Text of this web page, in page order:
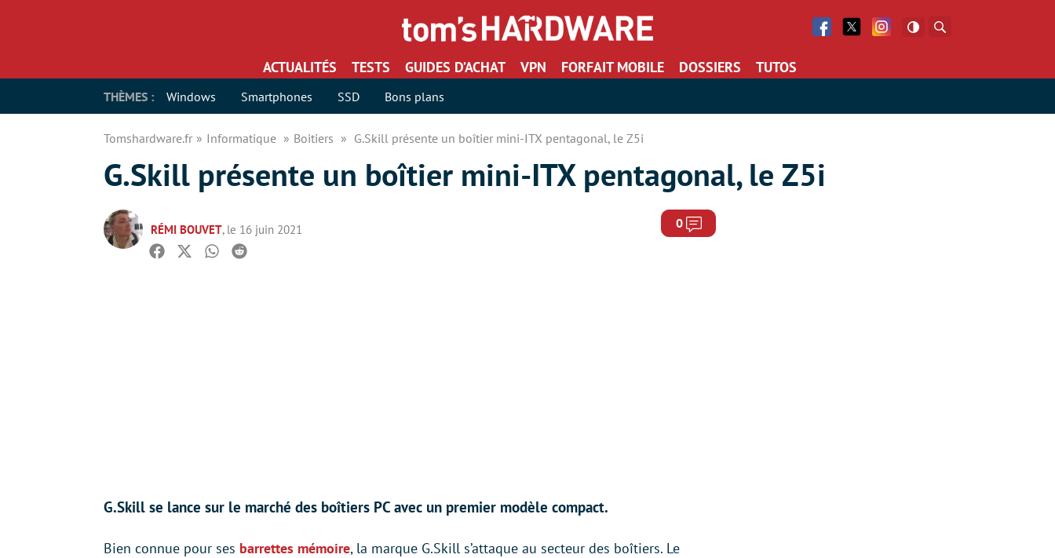
Facebook
Twitter Facebook
ACTUALITÉS TESTS GUIDES D’ACHAT VPN FORFAIT MOBILE DOSSIERS TUTOS
THÈMES : Windows Smartphones SSD Bons plans
Tomshardware.fr Informatique Boitiers G.Skill présente un boîtier mini-ITX pentagonal, le Z5i
G.Skill présente un boîtier mini-ITX pentagonal, le Z5i
RÉMI BOUVET, le 16 juin 2021 0 Commentaires
Facebook
TwitterWhatsapp
Reddit
G.Skill se lance sur le marché des boîtiers PC avec un premier modèle compact.
Bien connue pour ses barrettes mémoire, la marque G.Skill s’attaque au secteur des boîtiers. Le